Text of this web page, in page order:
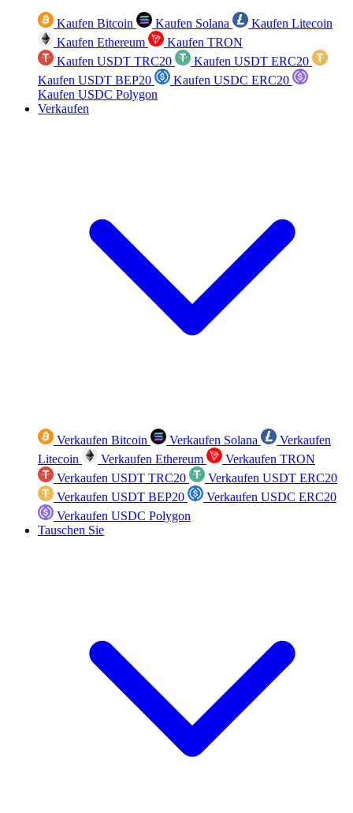
Kaufen Bitcoin Kaufen Solana
Kaufen Litecoin
Kaufen Ethereum
Kaufen TRON
Kaufen USDT TRC20
Kaufen USDT ERC20
Kaufen USDT BEP20
Kaufen USDC ERC20
Kaufen USDC Polygon
Verkaufen
Verkaufen Bitcoin Verkaufen Solana
Verkaufen
Litecoin
Verkaufen Ethereum
Verkaufen TRON
Verkaufen USDT TRC20
Verkaufen USDT ERC20
Verkaufen USDT BEP20
Verkaufen USDC ERC20
Verkaufen USDC Polygon
Tauschen Sie